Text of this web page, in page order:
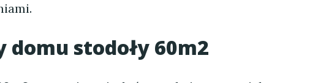
domu stodoły 60m2